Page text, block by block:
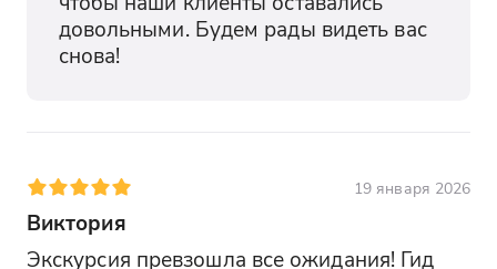
довольными. Будем рады видеть вас
снова!
19 января 2026
Виктория
Экскурсия превзошла все ожидания! Гид